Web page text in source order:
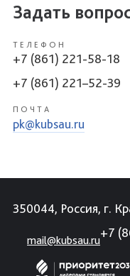
Задать
ТЕЛЕФОН
+7 (861) 221-58-18
+7 (861) 221–52-39
ПОЧТА
pk@kubsau.ru
350044, Россия, г.
mail@kubsau.ru
+7